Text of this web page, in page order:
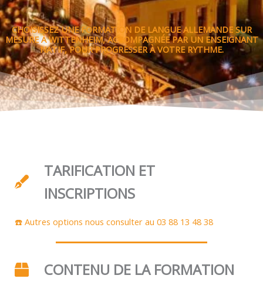
CHOISISSEZ UNE FORMATION DE LANGUE ALLEMANDE SUR
MESURE À WITTENHEIM, ACCOMPAGNÉE PAR UN ENSEIGNANT
NATIF, POUR PROGRESSER À VOTRE RYTHME.
TARIFICATION ET
INSCRIPTIONS
☎️ Autres options nous consulter au 03 88 13 48 38
CONTENU DE LA FORMATION